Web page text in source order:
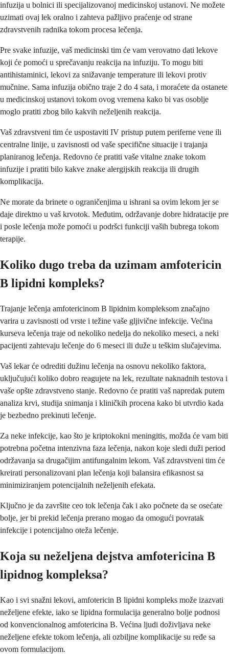
infuzija u bolnici ili specijalizovanoj medicinskoj ustanovi. Ne možete
uzimati ovaj lek oralno i zahteva pažljivo praćenje od strane
zdravstvenih radnika tokom procesa lečenja.
Pre svake infuzije, vaš medicinski tim će vam verovatno dati lekove
koji će pomoći u sprečavanju reakcija na infuziju. To mogu biti
antihistaminici, lekovi za snižavanje temperature ili lekovi protiv
mučnine. Sama infuzija obično traje 2 do 4 sata, i moraćete da ostanete
u medicinskoj ustanovi tokom ovog vremena kako bi vas osoblje
moglo pratiti zbog bilo kakvih neželjenih reakcija.
Vaš zdravstveni tim će uspostaviti IV pristup putem periferne vene ili
centralne linije, u zavisnosti od vaše specifične situacije i trajanja
planiranog lečenja. Redovno će pratiti vaše vitalne znake tokom
infuzije i pratiti bilo kakve znake alergijskih reakcija ili drugih
komplikacija.
Ne morate da brinete o ograničenjima u ishrani sa ovim lekom jer se
daje direktno u vaš krvotok. Međutim, održavanje dobre hidratacije pre
i posle lečenja može pomoći u podršci funkciji vaših bubrega tokom
terapije.
Koliko dugo treba da uzimam amfotericin
B lipidni kompleks?
Trajanje lečenja amfotericinom B lipidnim kompleksom značajno
varira u zavisnosti od vrste i težine vaše gljivične infekcije. Većina
kurseva lečenja traje od nekoliko nedelja do nekoliko meseci, a neki
pacijenti zahtevaju lečenje do 6 meseci ili duže u teškim slučajevima.
Vaš lekar će odrediti dužinu lečenja na osnovu nekoliko faktora,
uključujući koliko dobro reagujete na lek, rezultate naknadnih testova i
vaše opšte zdravstveno stanje. Redovno će pratiti vaš napredak putem
analiza krvi, studija snimanja i kliničkih procena kako bi utvrdio kada
je bezbedno prekinuti lečenje.
Za neke infekcije, kao što je kriptokokni meningitis, možda će vam biti
potrebna početna intenzivna faza lečenja, nakon koje sledi duži period
održavanja sa drugačijim antifungalnim lekom. Vaš zdravstveni tim će
kreirati personalizovani plan lečenja koji balansira efikasnost sa
minimiziranjem potencijalnih neželjenih efekata.
Ključno je da završite ceo tok lečenja čak i ako počnete da se osećate
bolje, jer bi prekid lečenja prerano mogao da omogući povratak
infekcije i potencijalno oteža lečenje.
Koja su neželjena dejstva amfotericina B
lipidnog kompleksa?
Kao i svi snažni lekovi, amfotericin B lipidni kompleks može izazvati
neželjene efekte, iako se lipidna formulacija generalno bolje podnosi
od konvencionalnog amfotericina B. Većina ljudi doživljava neke
neželjene efekte tokom lečenja, ali ozbiljne komplikacije su ređe sa
ovom formulacijom.